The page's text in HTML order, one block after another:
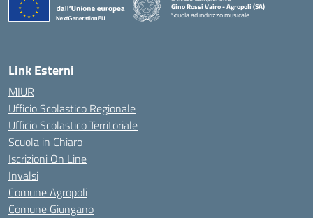
Gino Rossi Vairo - Agropoli (SA)
Scuola ad indirizzo musicale
Link Esterni
MIUR
Ufficio Scolastico Regionale
Ufficio Scolastico Territoriale
Scuola in Chiaro
Iscrizioni On Line
Invalsi
Comune Agropoli
Comune Giungano